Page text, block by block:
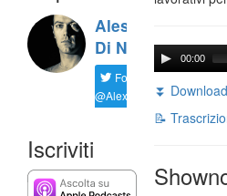
Alessandro
Di Noia
Follow
@AlexD75
Iscriviti
00:00
⏬
📝